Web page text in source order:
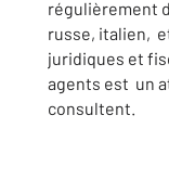
régulièrement
russe, italien,
juridiques et
agents est un
consultent.